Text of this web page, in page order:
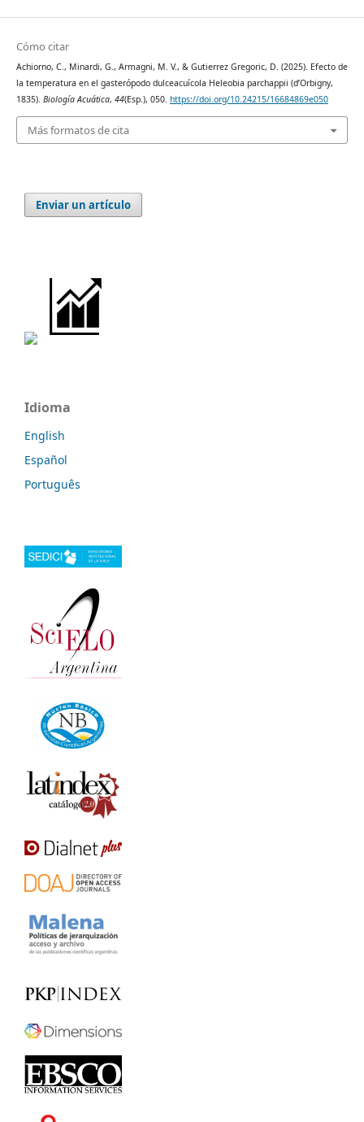
Cómo citar
Achiorno, C., Minardi, G., Armagni, M. V., & Gutierrez Gregoric, D. (2025). Efecto de
la temperatura en el gasterópodo dulceacuícola Heleobia parchappii (d’Orbigny,
1835). Biología Acuática, 44(Esp.), 050. https://doi.org/10.24215/16684869e050
Más formatos de cita
Enviar un artículo
Idioma
English
Español
Português